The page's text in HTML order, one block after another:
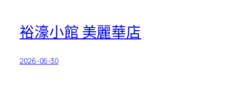
裕濠小館 美麗華店
2026-06-30